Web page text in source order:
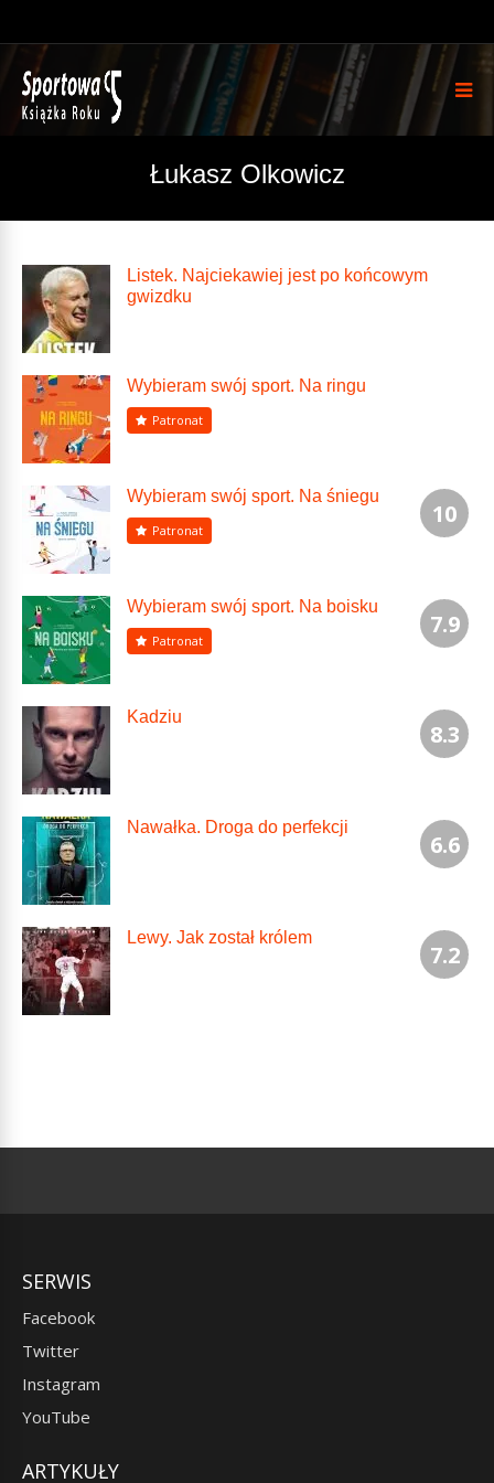
Łukasz Olkowicz
Listek. Najciekawiej jest po końcowym
gwizdku
Wybieram swój sport. Na ringu
Patronat
10
Wybieram swój sport. Na śniegu
Patronat
7.9
Wybieram swój sport. Na boisku
Patronat
8.3
Kadziu
6.6
Nawałka. Droga do perfekcji
7.2
Lewy. Jak został królem
SERWIS
Facebook
Twitter
Instagram
YouTube
ARTYKUŁY